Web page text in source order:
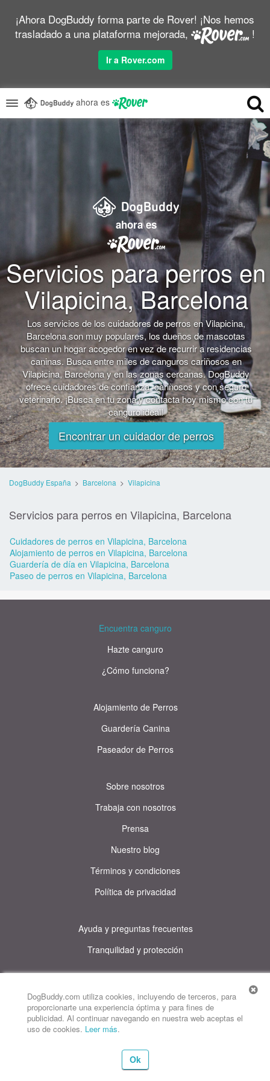
¡Ahora DogBuddy forma parte de Rover! ¡Nos hemos
trasladado a una plataforma mejorada,
!
Ir a Rover.com
ahora es
DogBuddy.com utiliza cookies, incluyendo de terceros, para
proporcionarte una experiencia óptima y para fines de
publicidad. Al continuar navegando en nuestra web aceptas el
uso de cookies. Leer más.
Ok
ahora es
Servicios para perros en
Vilapicina, Barcelona
Los servicios de los cuidadores de perros en Vilapicina,
Barcelona son muy populares, los dueños de mascotas
buscan un hogar acogedor en vez de recurrir a residencias
caninas. Busca entre miles de canguros cariñosos en
Vilapicina, Barcelona y en las zonas cercanas. DogBuddy
ofrece cuidadores de confianza, cariñosos y con seguro
veterinario. ¡Busca en tu zona y contacta hoy mismo con tu
canguro ideal!
Encontrar un cuidador de perros
DogBuddy España > Barcelona > Vilapicina
Servicios para perros en Vilapicina, Barcelona
Cuidadores de perros en Vilapicina, Barcelona
Alojamiento de perros en Vilapicina, Barcelona
Guardería de día en Vilapicina, Barcelona
Paseo de perros en Vilapicina, Barcelona
Encuentra canguro
Hazte canguro
¿Cómo funciona?
Alojamiento de Perros
Guardería Canina
Paseador de Perros
Sobre nosotros
Trabaja con nosotros
Prensa
Nuestro blog
Términos y condiciones
Política de privacidad
Ayuda y preguntas frecuentes
Tranquilidad y protección
Este sitio utiliza cookies
DogBuddy Estados Unidos DogBuddy Reino Unido
DogBuddy Noruega